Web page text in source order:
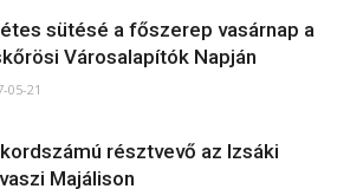
sütésé a főszerep vasárnap a
Városalapítók Napján
05-21
résztvevő az Izsáki
Majálison